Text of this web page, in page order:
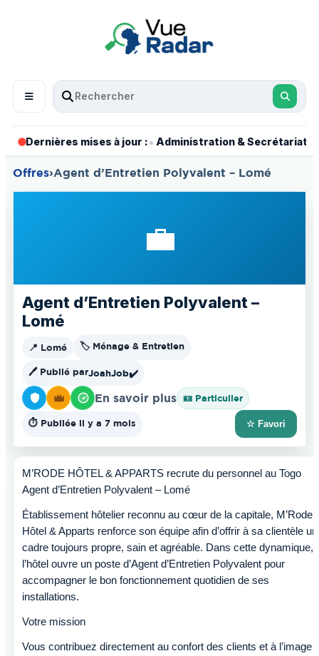
Dernières mises à jour :• Administration & Secrétariat
Offres›Agent d’Entretien Polyvalent – Lomé
💼
Agent d’Entretien Polyvalent –
Lomé
📍 Lomé 🏷️ Ménage & Entretien
🖊️ Publié parJoahJob✔️
En savoir plus 🪪 Particulier
⏱️ Publiée il y a 7 mois ☆ Favori
M’RODE HÔTEL & APPARTS recrute du personnel au Togo
Agent d’Entretien Polyvalent – Lomé
Établissement hôtelier reconnu au cœur de la capitale, M’Rode
Hôtel & Apparts renforce son équipe afin d’offrir à sa clientèle un
cadre toujours propre, sain et agréable. Dans cette dynamique,
l’hôtel ouvre un poste d’Agent d’Entretien Polyvalent pour
accompagner le bon fonctionnement quotidien de ses
installations.
Votre mission
Vous contribuez directement au confort des clients et à l’image